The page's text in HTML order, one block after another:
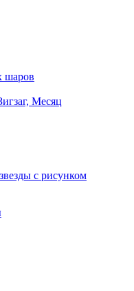
шаров
Месяц
с рисунком